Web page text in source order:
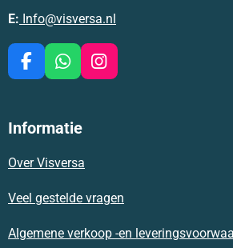
E: Info@visversa.nl
F
a
b
o
W
h
s
p
I
n
m
Informatie
Over Visversa
Veel gestelde vragen
Algemene verkoop -en